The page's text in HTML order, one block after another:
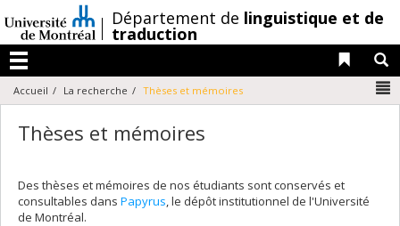
au
contenu
/Département de linguistique et de
traduction
Menu
Liens
Accueil La recherche Thèses et mémoires
Thèses et mémoires
Des thèses et mémoires de nos étudiants sont conservés et
consultables dans Papyrus, le dépôt institutionnel de l'Université
de Montréal.